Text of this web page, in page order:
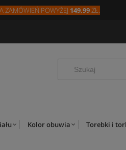
ZAMÓWIEŃ POWYŻEJ 149,99ZŁ.
Kolor obuwia Torebki i